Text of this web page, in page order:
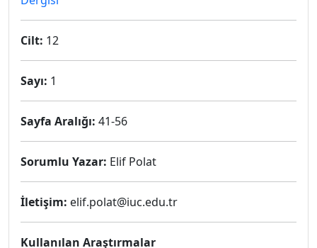
Cilt: 12
Sayı: 1
Sayfa Aralığı: 41-56
Sorumlu Yazar: Elif Polat
İletişim: elif.polat@iuc.edu.tr
Kullanılan Araştırmalar